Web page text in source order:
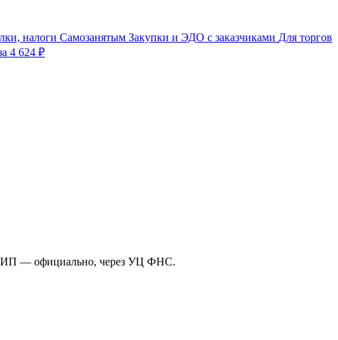
налоги Самозанятым Закупки и ЭДО с заказчиками Для торгов
4 624 ₽
и ИП — официально, через УЦ ФНС.